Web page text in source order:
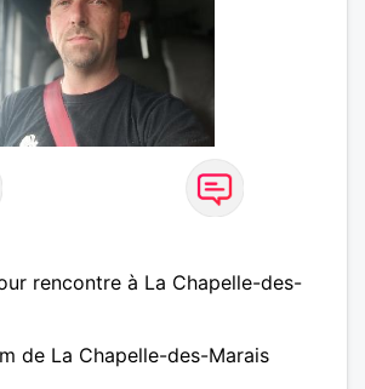
rencontre à La Chapelle-des-
de La Chapelle-des-Marais